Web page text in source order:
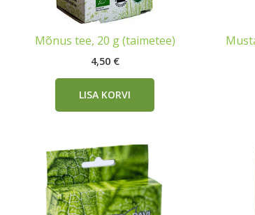
Mõnus tee, 20 g (taimetee)
4,50 €
LISA KORVI